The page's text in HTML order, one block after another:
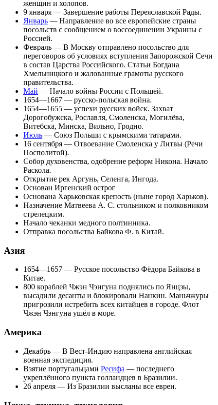
женщин и холопов.
9 января — Завершение работы Переяславской Рады.
Январь — Направление во все европейские страны
посольств с сообщением о воссоединении Украины с
Россией.
Февраль — В Москву отправлено посольство для
переговоров об условиях вступления Запорожской Сечи
в состав Царства Российского. Статьи Богдана
Хмельницкого и жалованные грамоты русского
правительства.
Май — Начало войны России с Польшей.
1654—1667 — русско-польская война.
1654—1655 — успехи русских войск. Захват
Дорогобужска, Рославля, Смоленска, Могилёва,
Витебска, Минска, Вильно, Гродно.
Июль — Союз Польши с крымскими татарами.
16 сентября — Отвоевание Смоленска у Литвы (Речи
Посполитой).
Собор духовенства, одобрение реформ Никона. Начало
Раскола.
Открытие рек Аргунь, Селенга, Ингода.
Основан Иргенский острог
Основана Харьковская крепость (ныне город Харьков).
Назначение Матвеева А. С. стольником и полковником
стрелецким.
Начало чеканки медного полтинника.
Отправка посольства Байкова Ф. в Китай.
Азия
1654—1657 — Русское посольство Фёдора Байкова в
Китае.
800 кораблей Чжэн Чэнгуна поднялись по Янцзы,
высадили десанты и блокировали Нанкин. Маньчжуры
пригрозили истребить всех китайцев в городе. Флот
Чжэн Чэнгуна ушёл в море.
Америка
Декабрь — В Вест-Индию направлена английская
военная экспедиция.
Взятие португальцами Ресифа — последнего
укреплённого пункта голландцев в Бразилии.
26 апреля — Из Бразилии высланы все евреи.